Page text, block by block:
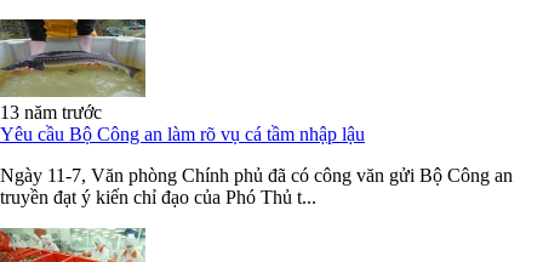
13 năm trước
Yêu cầu Bộ Công an làm rõ vụ cá tầm nhập lậu
Ngày 11-7, Văn phòng Chính phủ đã có công văn gửi Bộ Công an
truyền đạt ý kiến chỉ đạo của Phó Thủ t...